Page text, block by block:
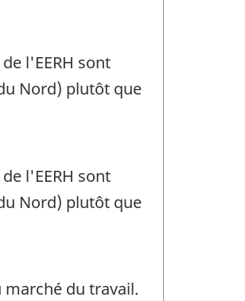
l'EERH sont
Nord) plutôt que
l'EERH sont
Nord) plutôt que
du travail.